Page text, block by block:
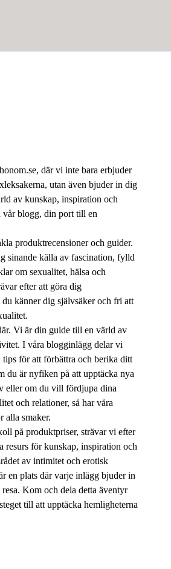
där vi inte bara erbjuder
utan även bjuder in dig
av kunskap, inspiration och
blogg, din port till en
produktrecensioner och guider.
sinande källa av fascination, fylld
om sexualitet, hälsa och
efter att göra dig
du känner dig självsäker och fri att
Vi är din guide till en värld av
I våra blogginlägg delar vi
för att förbättra och berika ditt
du är nyfiken på att upptäcka nya
eller om du vill fördjupa dina
och relationer, så har våra
alla smaker.
på produktpriser, strävar vi efter
resurs för kunskap, inspiration och
av intimitet och erotisk
en plats där varje inlägg bjuder in
Kom och dela detta äventyr
till att upptäcka hemligheterna